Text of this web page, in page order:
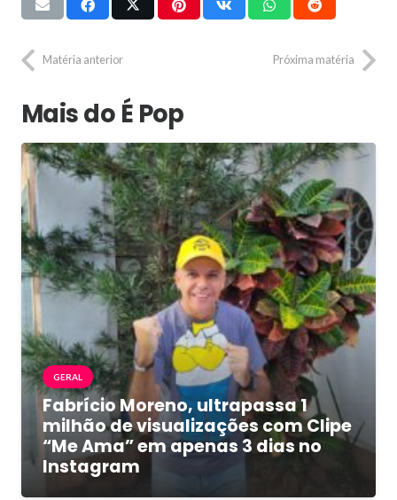
Matéria anterior Próxima matéria
Mais do É Pop
GERAL
Fabrício Moreno, ultrapassa 1
milhão de visualizações com Clipe
“Me Ama” em apenas 3 dias no
Instagram